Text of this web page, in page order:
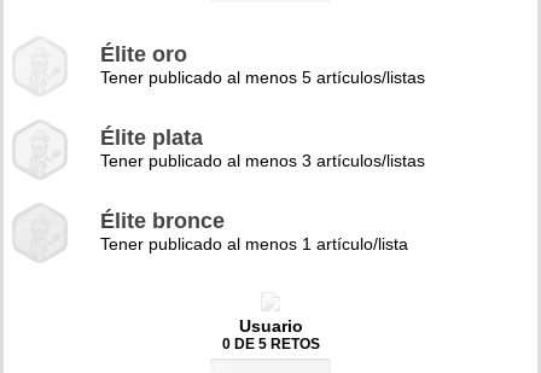
Élite oro
Tener publicado al menos 5 artículos/listas
Élite plata
Tener publicado al menos 3 artículos/listas
Élite bronce
Tener publicado al menos 1 artículo/lista
Usuario
0 DE 5 RETOS